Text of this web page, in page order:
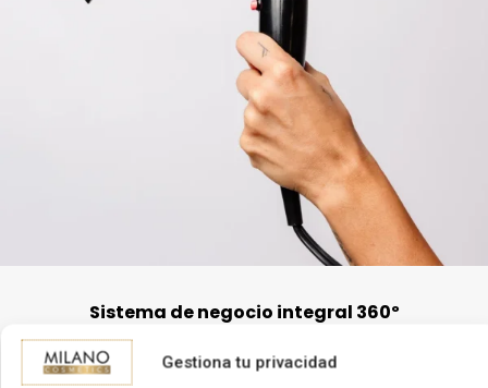
Gestiona tu privacidad
Sistema de negocio integral 360º
Nuestra plataforma integral de gestión te